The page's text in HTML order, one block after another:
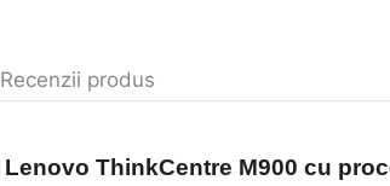
Recenzii produs
Lenovo ThinkCentre M900 cu